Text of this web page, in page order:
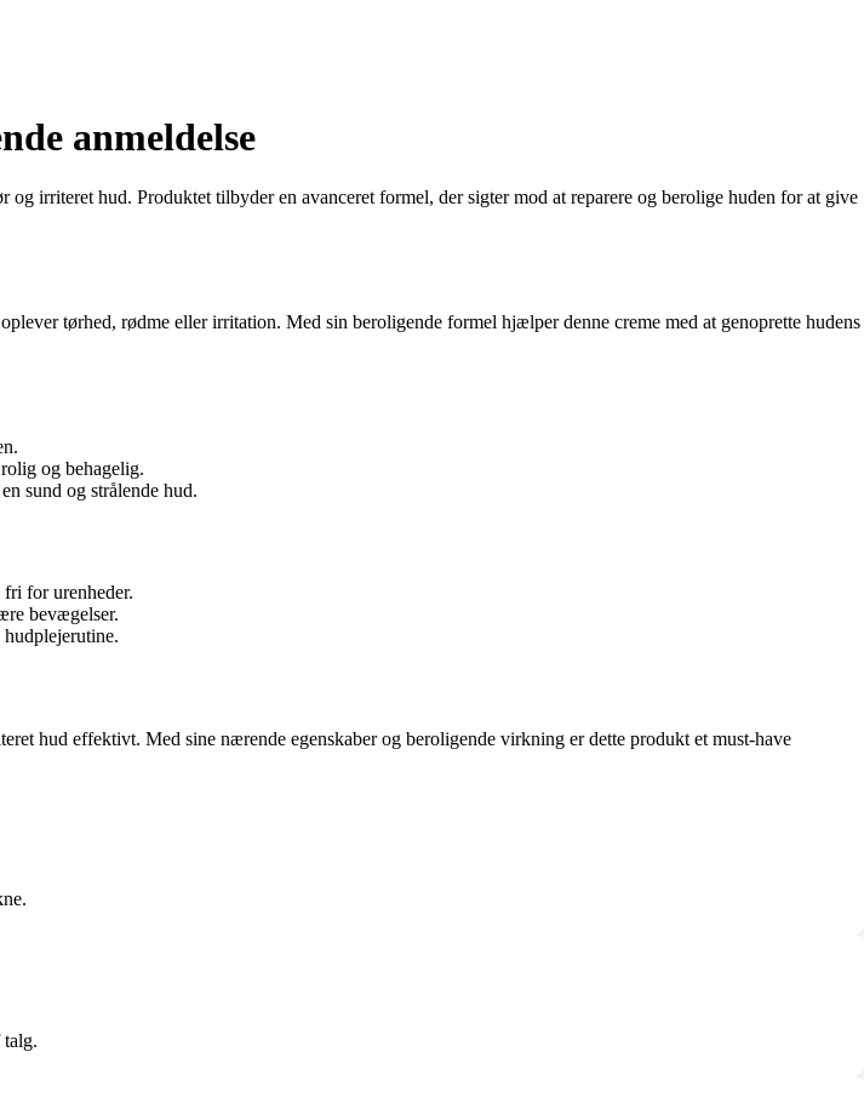
anmeldelse
irriteret hud. Produktet tilbyder en avanceret formel, der sigter mod at reparere og berolige huden for at give
tørhed, rødme eller irritation. Med sin beroligende formel hjælper denne creme med at genoprette hudens
og behagelig.
sund og strålende hud.
for urenheder.
bevægelser.
hudplejerutine.
hud effektivt. Med sine nærende egenskaber og beroligende virkning er dette produkt et must-have